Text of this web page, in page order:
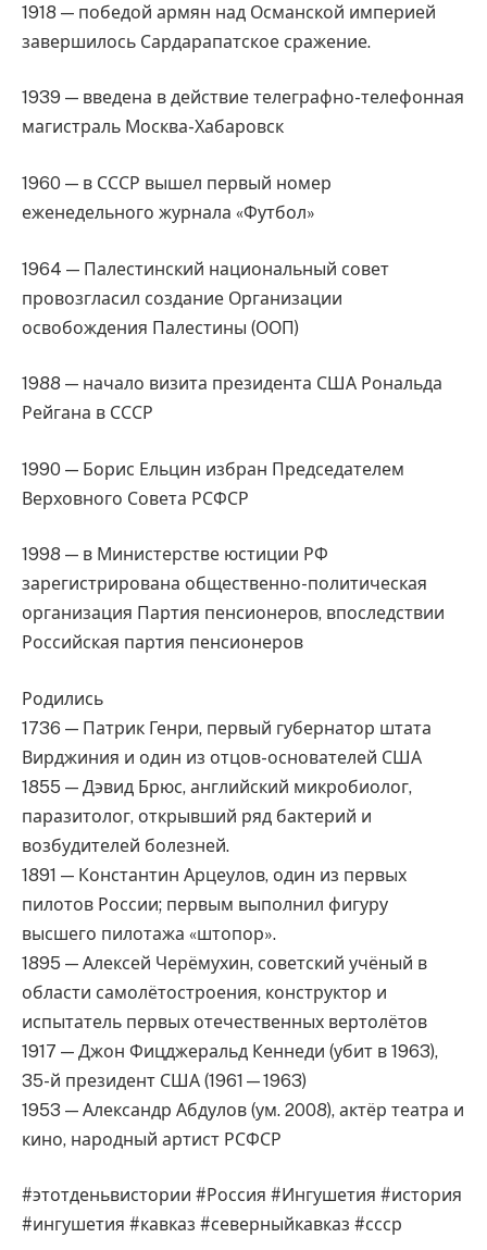
1918 — победой армян над Османской империей
завершилось Сардарапатское сражение.
1939 — введена в действие телеграфно-телефонная
магистраль Москва-Хабаровск
1960 — в СССР вышел первый номер
еженедельного журнала «Футбол»
1964 — Палестинский национальный совет
провозгласил создание Организации
освобождения Палестины (ООП)
1988 — начало визита президента США Рональда
Рейгана в СССР
1990 — Борис Ельцин избран Председателем
Верховного Совета РСФСР
1998 — в Министерстве юстиции РФ
зарегистрирована общественно-политическая
организация Партия пенсионеров, впоследствии
Российская партия пенсионеров
Родились
1736 — Патрик Генри, первый губернатор штата
Вирджиния и один из отцов-основателей США
1855 — Дэвид Брюс, английский микробиолог,
паразитолог, открывший ряд бактерий и
возбудителей болезней.
1891 — Константин Арцеулов, один из первых
пилотов России; первым выполнил фигуру
высшего пилотажа «штопор».
1895 — Алексей Черёмухин, советский учёный в
области самолётостроения, конструктор и
испытатель первых отечественных вертолётов
1917 — Джон Фицджеральд Кеннеди (убит в 1963),
35-й президент США (1961—1963)
1953 — Александр Абдулов (ум. 2008), актёр театра и
кино, народный артист РСФСР
#этотденьвистории #Россия #Ингушетия #история
#ингушетия #кавказ #северныйкавказ #ссср